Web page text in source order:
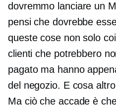
dovremmo lanciare un
pensi che dovrebbe
queste cose non solo
clienti che potrebbero
pagato ma hanno
del negozio. E cosa
Ma ciò che accade è